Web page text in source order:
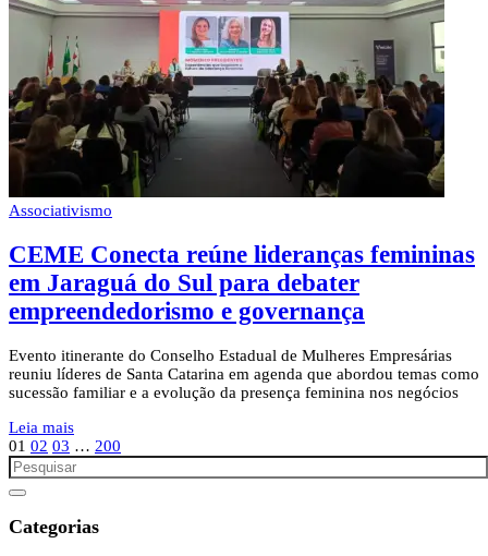
Associativismo
CEME Conecta reúne lideranças femininas
em Jaraguá do Sul para debater
empreendedorismo e governança
Evento itinerante do Conselho Estadual de Mulheres Empresárias
reuniu líderes de Santa Catarina em agenda que abordou temas como
sucessão familiar e a evolução da presença feminina nos negócios
Leia mais
01 02 03 … 200
Categorias